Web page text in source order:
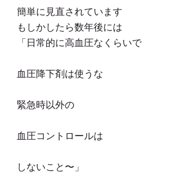
簡単に見直されています
もしかしたら数年後には
「日常的に高血圧なくらいで
血圧降下剤は使うな
緊急時以外の
血圧コントロールは
しないこと〜」